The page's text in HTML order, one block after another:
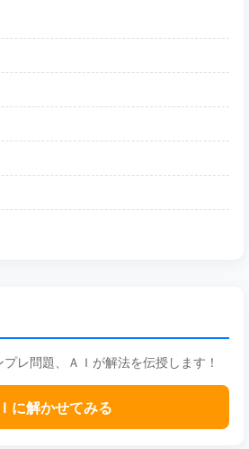
レ問題、ＡＩが解法を伝授します！
に解かせてみる